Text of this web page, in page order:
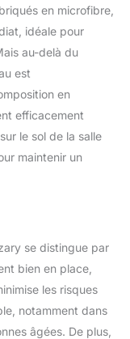
de tout
la salle
à
de
à
à se
plusieurs
:
sur un sol
:
dégradé de
ce tapis de
est
qui le rend
à
en microfibre,
idéale pour
au-delà du
est
en
efficacement
le sol de la salle
maintenir un
se distingue par
bien en place,
les risques
notamment dans
âgées. De plus,